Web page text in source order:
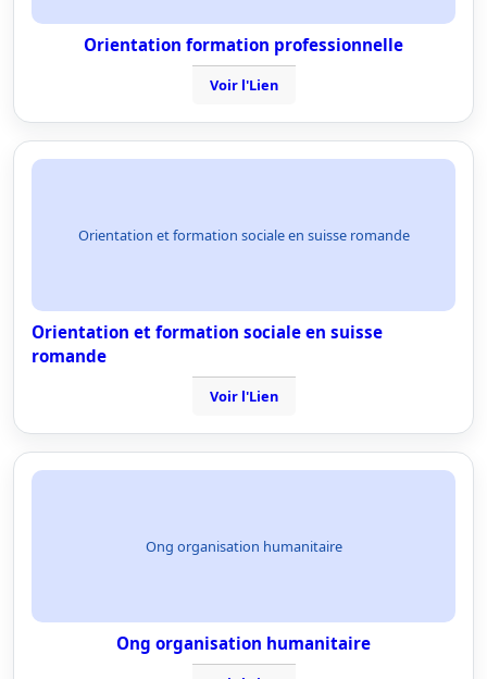
Orientation formation professionnelle
Voir l'Lien
Orientation et formation sociale en suisse romande
Orientation et formation sociale en suisse
romande
Voir l'Lien
Ong organisation humanitaire
Ong organisation humanitaire